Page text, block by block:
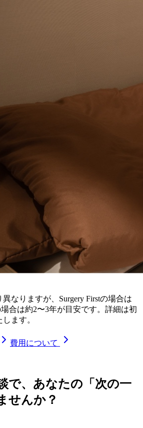
なりますが、Surgery Firstの場合は
合は約2〜3年が目安です。詳細は初
ます。
費用について
で、あなたの「次の一
せんか？